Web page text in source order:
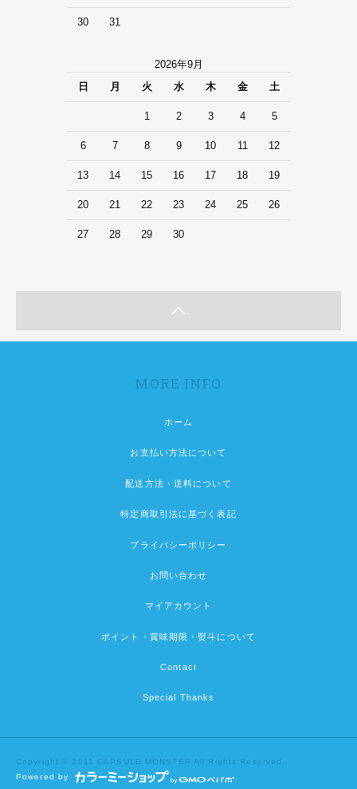
30 31
2026年9月
日
月 火 水 木 金 土
1 2 3 4 5
6 7 8 9 10 11 12
13 14 15 16 17 18 19
20 21 22 23 24 25 26
27 28 29 30
MORE INFO
ホーム
お支払い方法について
配送方法・送料について
特定商取引法に基づく表記
プライバシーポリシー
お問い合わせ
マイアカウント
ポイント・賞味期限・熨斗について
Contact
Special Thanks
Copyright © 2011 CAPSULE MONSTER All Rights Reserved.
Powered by